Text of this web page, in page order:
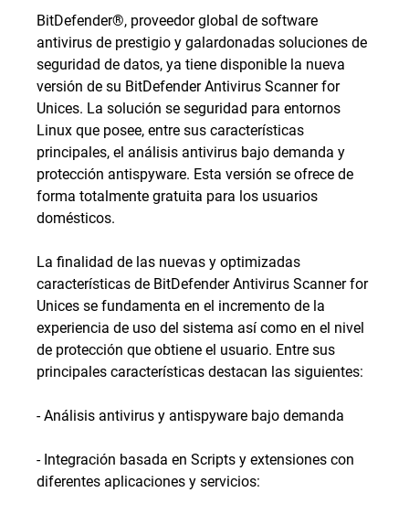
BitDefender®, proveedor global de software
antivirus de prestigio y galardonadas soluciones de
seguridad de datos, ya tiene disponible la nueva
versión de su BitDefender Antivirus Scanner for
Unices. La solución se seguridad para entornos
Linux que posee, entre sus características
principales, el análisis antivirus bajo demanda y
protección antispyware. Esta versión se ofrece de
forma totalmente gratuita para los usuarios
domésticos.
La finalidad de las nuevas y optimizadas
características de BitDefender Antivirus Scanner for
Unices se fundamenta en el incremento de la
experiencia de uso del sistema así como en el nivel
de protección que obtiene el usuario. Entre sus
principales características destacan las siguientes:
- Análisis antivirus y antispyware bajo demanda
- Integración basada en Scripts y extensiones con
diferentes aplicaciones y servicios: